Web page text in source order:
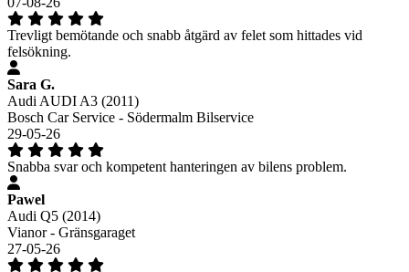
Trevligt bemötande och snabb åtgärd av felet som hittades vid
felsökning.
Sara G.
Audi AUDI A3 (2011)
Bosch Car Service - Södermalm Bilservice
29-05-26
Snabba svar och kompetent hanteringen av bilens problem.
Pawel
Audi Q5 (2014)
Vianor - Gränsgaraget
27-05-26